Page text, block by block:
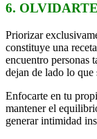
6.
Priorizar
constituye una
encuentro personas
dejan de lado lo que
Enfocarte en tu
mantener el
generar intimidad